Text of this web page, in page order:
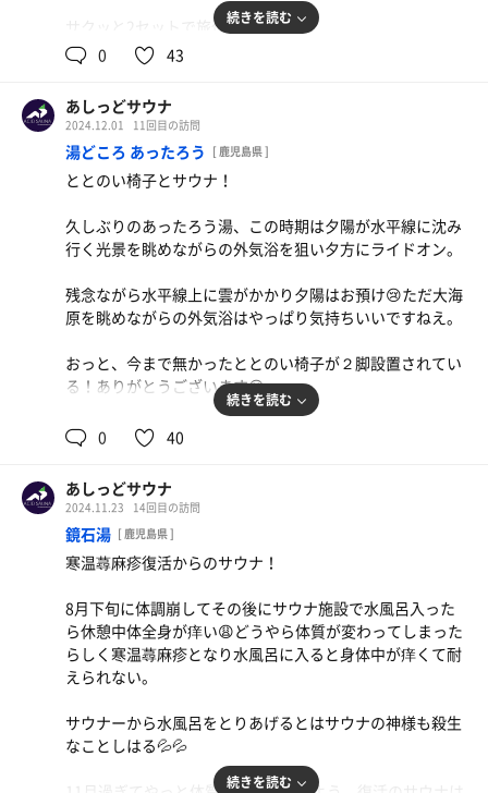
サクッと2セットで旅仕度完了！
サウナ:8分×2
水風呂:2分×2
休憩:6分×2
合計2セット
続きを読む
0 43
あしっどサウナ
2024.12.01 11回目の訪問
湯どころ あったろう [ 鹿児島県 ]
ととのい椅子とサウナ！
久しぶりのあったろう湯、この時期は夕陽が水平線に沈み
行く光景を眺めながらの外気浴を狙い夕方にライドオン。
残念ながら水平線上に雲がかかり夕陽はお預け😢ただ大海
原を眺めながらの外気浴はやっぱり気持ちいいですねえ。
おっと、今まで無かったととのい椅子が２脚設置されてい
る！ありがとうございます😊
あったろう湯さんついに本気を出してきたかしら？
サウナ:8分、10分×2
水風呂:2分×3
休憩:6分×3
合計3セット
続きを読む
0 40
あしっどサウナ
2024.11.23 14回目の訪問
鏡石湯 [ 鹿児島県 ]
寒温蕁麻疹復活からのサウナ！
8月下旬に体調崩してその後にサウナ施設で水風呂入った
ら休憩中体全身が痒い😩どうやら体質が変わってしまった
らしく寒温蕁麻疹となり水風呂に入ると身体中が痒くて耐
えられない。
サウナーから水風呂をとりあげるとはサウナの神様も殺生
なことしはる💦💦
続きを読む